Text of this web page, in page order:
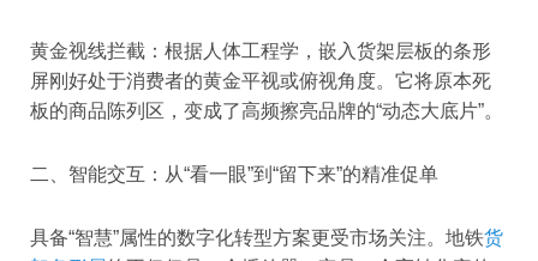
黄金视线拦截：根据人体工程学，嵌入货架层板的条形
屏刚好处于消费者的黄金平视或俯视角度。它将原本死
板的商品陈列区，变成了高频擦亮品牌的“动态大底片”。
二、智能交互：从“看一眼”到“留下来”的精准促单
具备“智慧”属性的数字化转型方案更受市场关注。地铁货